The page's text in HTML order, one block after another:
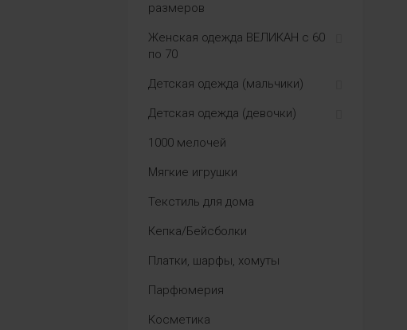
размеров
Женская одежда ВЕЛИКАН с 60
по 70
Детская одежда (мальчики)
Детская одежда (девочки)
1000 мелочей
Мягкие игрушки
Текстиль для дома
Кепка/Бейсболки
Платки, шарфы, хомуты
Парфюмерия
Косметика